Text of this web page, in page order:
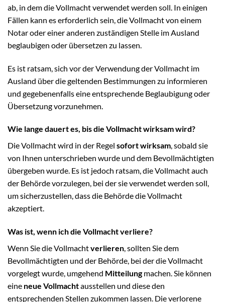
ab, in dem die Vollmacht verwendet werden soll. In einigen
Fällen kann es erforderlich sein, die Vollmacht von einem
Notar oder einer anderen zuständigen Stelle im Ausland
beglaubigen oder übersetzen zu lassen.
Es ist ratsam, sich vor der Verwendung der Vollmacht im
Ausland über die geltenden Bestimmungen zu informieren
und gegebenenfalls eine entsprechende Beglaubigung oder
Übersetzung vorzunehmen.
Wie lange dauert es, bis die Vollmacht wirksam wird?
Die Vollmacht wird in der Regel sofort wirksam, sobald sie
von Ihnen unterschrieben wurde und dem Bevollmächtigten
übergeben wurde. Es ist jedoch ratsam, die Vollmacht auch
der Behörde vorzulegen, bei der sie verwendet werden soll,
um sicherzustellen, dass die Behörde die Vollmacht
akzeptiert.
Was ist, wenn ich die Vollmacht verliere?
Wenn Sie die Vollmachtverlieren, sollten Sie dem
Bevollmächtigten und der Behörde, bei der die Vollmacht
vorgelegt wurde, umgehend Mitteilungmachen. Sie können
eine neue Vollmachtausstellen und diese den
entsprechenden Stellen zukommen lassen. Die verlorene